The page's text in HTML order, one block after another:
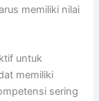
memiliki nilai
untuk
memiliki
sering